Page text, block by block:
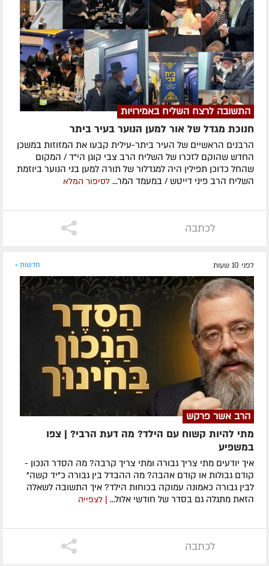
התשובה לרצח השליח באמירויות
חנוכת מגדל של אור למען הנוער בעיר ביתר
הרבנים הראשיים של העיר ביתר-עילית קבעו את המזוזות במשכן
החדש שהוקם לזכרו של השליח הרב צבי קוגן הי"ד / המקום
שהחל כדוכן תפילין היה למגדלור של תורה למען בני הנוער ביוזמת
השליח הרב פיני דייטש / במעמד המר... לסיפור המלא
לכתבה
לפני 10 שעות חדשות »
הרב אשר פרקש
מתי להיות קשוח עם הילד? מה דעת הרבי? | צפו
במשפיע
איך יודעים מתי צריך גבורה ומתי צריך קרבה? מה הסדר הנכון -
קודם גבולות או קודם אהבה? מה ההבדל בין גבורה כ"יד קשה"
לבין גבורה כאמונה עמוקה בכוחות הילד? איך התשובה לשאלה
הזאת מתגלה גם בסדר של חודשי אלול... | לצפייה
לכתבה